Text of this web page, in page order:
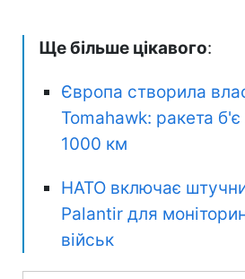
Ще більше цікавого:
Європа створила
Tomahawk: ракета
1000 км
НАТО включає
Palantir для
військ